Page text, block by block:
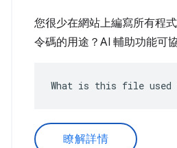
您很少在網站上編寫所有程
令碼的用途？AI 輔助功能可
What is this file used
瞭解詳情